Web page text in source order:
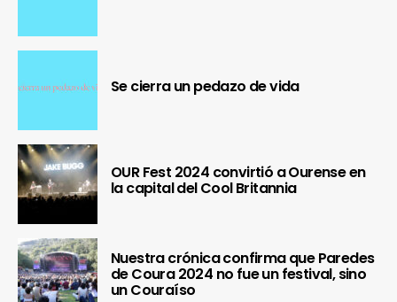
Se cierra un pedazo de vida
OUR Fest 2024 convirtió a Ourense en
la capital del Cool Britannia
Nuestra crónica confirma que Paredes
de Coura 2024 no fue un festival, sino
un Couraíso